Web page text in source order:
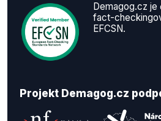
Demagog.cz
fact-
EFCSN.
Projekt Demagog.cz